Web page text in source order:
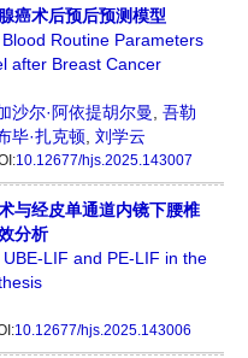
癌术后预后预测模型
Routine Parameters
after Breast Cancer
沙尔·阿依提胡尔曼
吾勒
毕·扎克顿 刘学云
10.12677/hjs.2025.143007
与经皮单通道内镜下腰椎
分析
LIF and PE-LIF in the
10.12677/hjs.2025.143006